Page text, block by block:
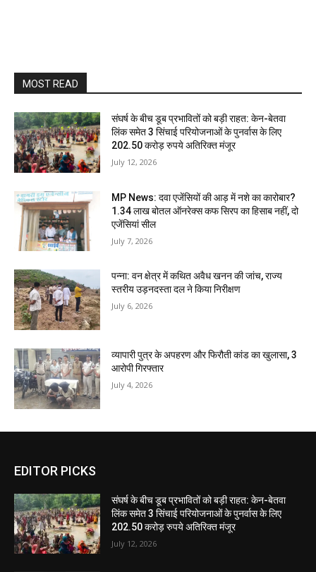
MOST READ
संघर्ष के बीच डूब प्रभावितों को बड़ी राहत: केन-बेतवा
लिंक समेत 3 सिंचाई परियोजनाओं के पुनर्वास के लिए
202.50 करोड़ रुपये अतिरिक्त मंजूर
July 12, 2026
MP News: दवा एजेंसियों की आड़ में नशे का कारोबार?
1.34 लाख बोतल ऑनरेक्स कफ सिरप का हिसाब नहीं, दो
एजेंसियां सील
July 7, 2026
पन्ना: वन क्षेत्र में कथित अवैध खनन की जांच, राज्य
स्तरीय उड़नदस्ता दल ने किया निरीक्षण
July 6, 2026
व्यापारी पुत्र के अपहरण और फिरौती कांड का खुलासा, 3
आरोपी गिरफ्तार
July 4, 2026
EDITOR PICKS
संघर्ष के बीच डूब प्रभावितों को बड़ी राहत: केन-बेतवा
लिंक समेत 3 सिंचाई परियोजनाओं के पुनर्वास के लिए
202.50 करोड़ रुपये अतिरिक्त मंजूर
July 12, 2026